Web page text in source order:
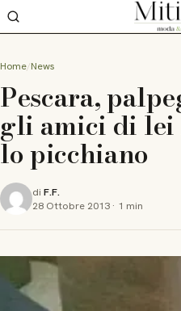
Home News
Pescara,
gli amici di lei
lo picchiano
di F.F.
28 Ottobre 2013 · 1 min